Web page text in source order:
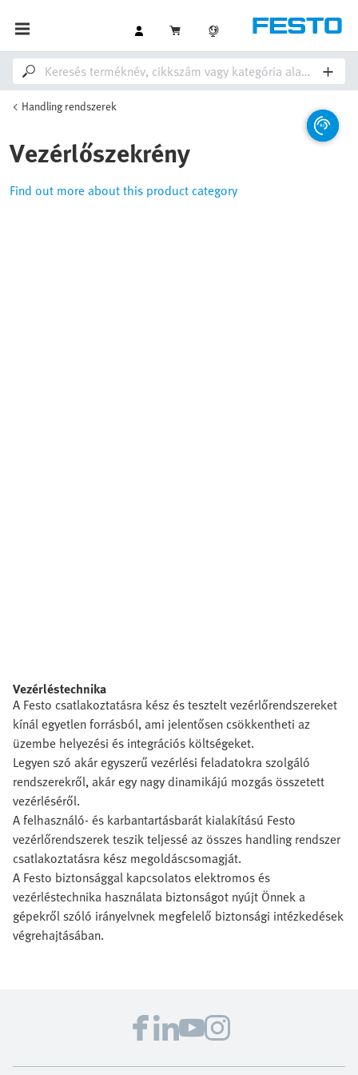
Handling rendszerek
Vezérlőszekrény
Find out more about this product category
Vezérléstechnika
A Festo csatlakoztatásra kész és tesztelt vezérlőrendszereket
kínál egyetlen forrásból, ami jelentősen csökkentheti az
üzembe helyezési és integrációs költségeket.
Legyen szó akár egyszerű vezérlési feladatokra szolgáló
rendszerekről, akár egy nagy dinamikájú mozgás összetett
vezérléséről.
A felhasználó- és karbantartásbarát kialakítású Festo
vezérlőrendszerek teszik teljessé az összes handling rendszer
csatlakoztatásra kész megoldáscsomagját.
A Festo biztonsággal kapcsolatos elektromos és
vezérléstechnika használata biztonságot nyújt Önnek a
gépekről szóló irányelvnek megfelelő biztonsági intézkedések
végrehajtásában.